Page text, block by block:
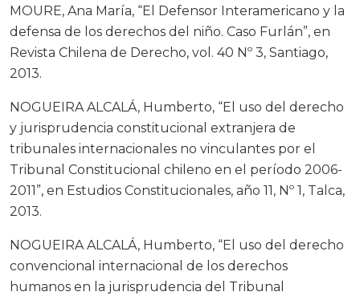
MOURE, Ana María, “El Defensor Interamericano y la
defensa de los derechos del niño. Caso Furlán”, en
Revista Chilena de Derecho, vol. 40 Nº 3, Santiago,
2013.
NOGUEIRA ALCALÁ, Humberto, “El uso del derecho
y jurisprudencia constitucional extranjera de
tribunales internacionales no vinculantes por el
Tribunal Constitucional chileno en el período 2006-
2011”, en Estudios Constitucionales, año 11, Nº 1, Talca,
2013.
NOGUEIRA ALCALÁ, Humberto, “El uso del derecho
convencional internacional de los derechos
humanos en la jurisprudencia del Tribunal